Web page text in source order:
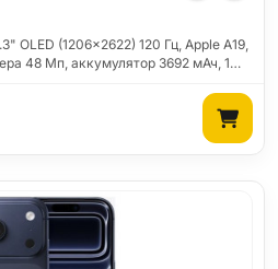
OLED (1206x2622) 120 Гц, Apple A19,
48 Мп, аккумулятор 3692 мАч, 1…